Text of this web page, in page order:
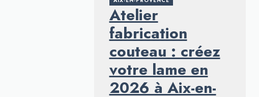
Atelier
fabrication
couteau : créez
votre lame en
2026 à Aix-en-